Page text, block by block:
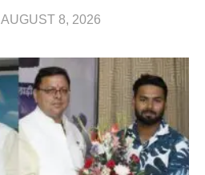
AUGUST 8, 2026